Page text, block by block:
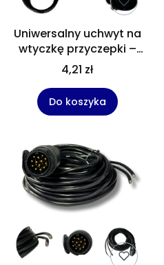
Uniwersalny uchwyt na
wtyczkę przyczepki –
mocowanie do złączy
13-pin i 7-pin,
wykonany z trwałego
plastiku.
4,21 zł
Do koszyka